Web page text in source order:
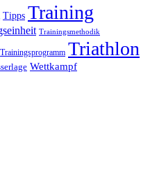
Tipps Training
Trainingsmethodik
Trainingsprogramm Triathlon
Wettkampf